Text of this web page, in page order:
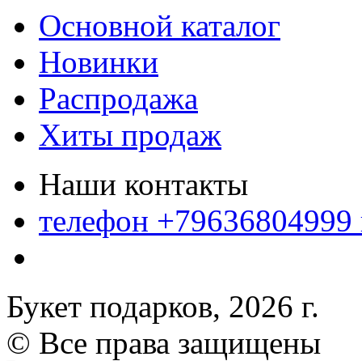
Основной каталог
Новинки
Распродажа
Хиты продаж
Наши контакты
телефон
Букет подарков, 2026 г.
© Все права защищены